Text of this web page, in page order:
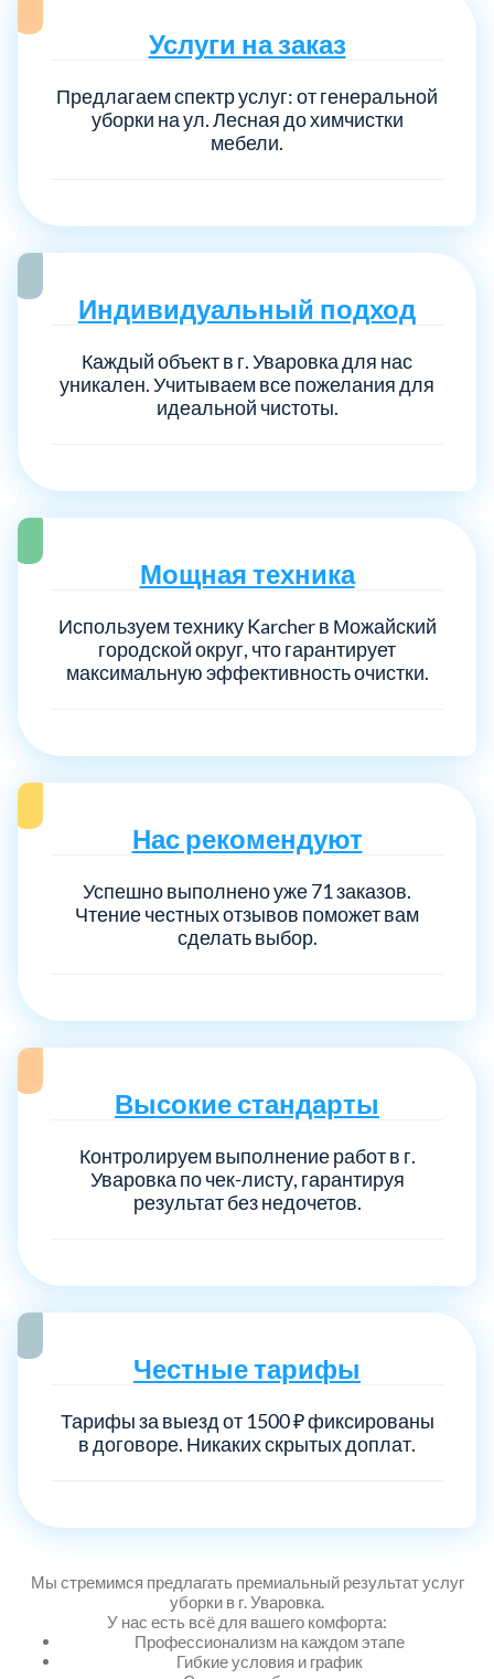
Услуги на заказ
Предлагаем спектр услуг: от генеральной
уборки на ул. Лесная до химчистки
мебели.
Индивидуальный подход
Каждый объект в г. Уваровка для нас
уникален. Учитываем все пожелания для
идеальной чистоты.
Мощная техника
Используем технику Karcher в Можайский
городской округ, что гарантирует
максимальную эффективность очистки.
Нас рекомендуют
Успешно выполнено уже 71 заказов.
Чтение честных отзывов поможет вам
сделать выбор.
Высокие стандарты
Контролируем выполнение работ в г.
Уваровка по чек-листу, гарантируя
результат без недочетов.
Честные тарифы
Тарифы за выезд от 1500 ₽ фиксированы
в договоре. Никаких скрытых доплат.
Мы стремимся предлагать премиальный результат услуг
уборки в г. Уваровка.
У нас есть всё для вашего комфорта:
Профессионализм на каждом этапе
Гибкие условия и график
Балашиха 5
Воскресенский